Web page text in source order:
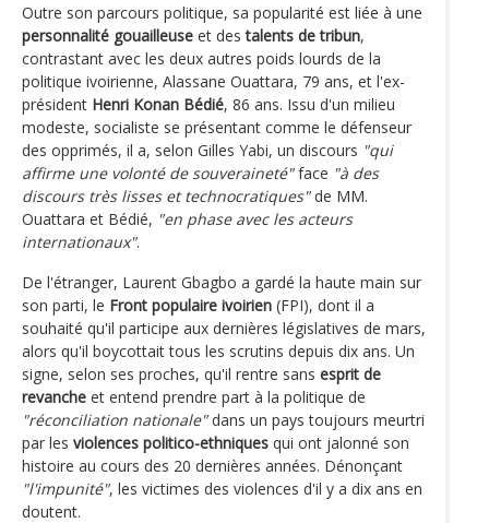
Outre son parcours politique, sa popularité est liée à une
personnalité gouailleuse et destalents de tribun,
contrastant avec les deux autres poids lourds de la
politique ivoirienne, Alassane Ouattara, 79 ans, et l'ex-
président Henri Konan Bédié, 86 ans. Issu d'un milieu
modeste, socialiste se présentant comme le défenseur
des opprimés, il a, selon Gilles Yabi, un discours "qui
affirme une volonté de souveraineté"face "à des
discours très lisses et technocratiques"de MM.
Ouattara et Bédié, "en phase avec les acteurs
internationaux".
De l'étranger, Laurent Gbagbo a gardé la haute main sur
son parti, le Front populaire ivoirien (FPI), dont il a
souhaité qu'il participe aux dernières législatives de mars,
alors qu'il boycottait tous les scrutins depuis dix ans. Un
signe, selon ses proches, qu'il rentre sans esprit de
revanche et entend prendre part à la politique de
"réconciliation nationale"dans un pays toujours meurtri
par les violences politico-ethniques qui ont jalonné son
histoire au cours des 20 dernières années. Dénonçant
"l'impunité", les victimes des violences d'il y a dix ans en
doutent.